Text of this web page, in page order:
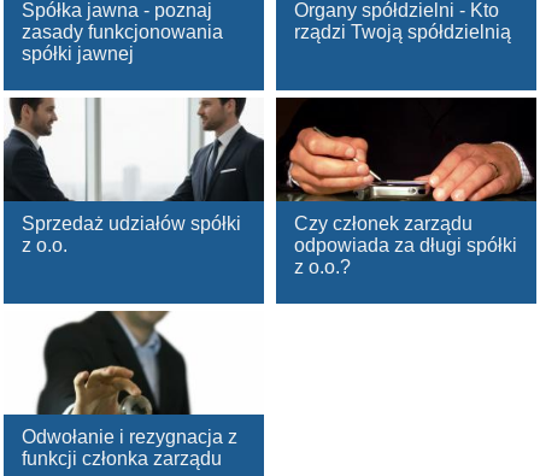
Spółka jawna - poznaj
zasady funkcjonowania
spółki jawnej
Organy spółdzielni - Kto
rządzi Twoją spółdzielnią
Sprzedaż udziałów spółki
z o.o.
Czy członek zarządu
odpowiada za długi spółki
z o.o.?
Odwołanie i rezygnacja z
funkcji członka zarządu